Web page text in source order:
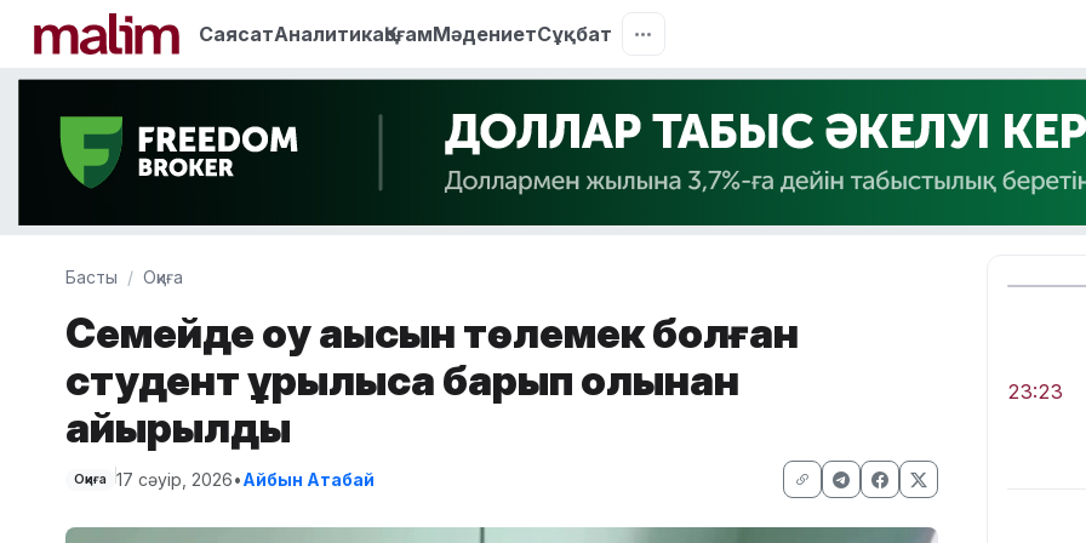
СаясатАналитикаҚоғамМәдениетСұқбат
Басты Оқиға
Семейде оқу ақысын төлемек болған
студент құрылысқа барып қолынан
айырылды
Оқиға 17 сәуір, 2026•Айбын Атабай
23:23